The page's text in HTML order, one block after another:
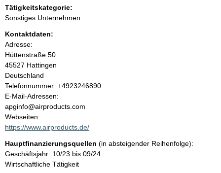
n
i
n
h
a
l
t
Tätigkeitskategorie:
Sonstiges Unternehmen
Kontaktdaten:
Adresse:
Hüttenstraße 50
45527 Hattingen
Deutschland
K
o
n
t
a
t
i
n
Telefonnummer: +4923246890
E-Mail-Adressen:
apginfo@airproducts.com
Webseiten:
https://www.airproducts.de/
Hauptfinanzierungsquellen (in absteigender Reihenfolge):
Geschäftsjahr: 10/23 bis 09/24
Wirtschaftliche Tätigkeit